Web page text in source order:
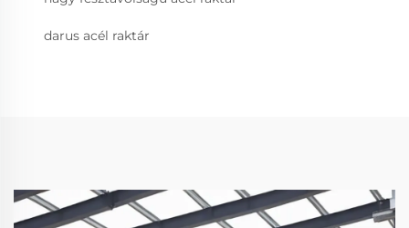
darus acél raktár